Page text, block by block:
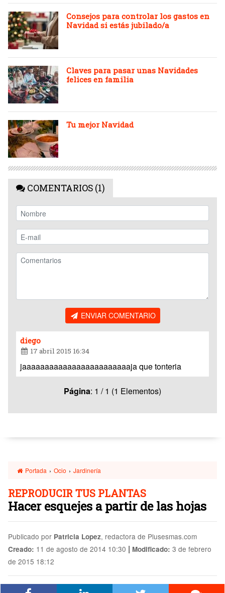
Consejos para controlar los gastos en
Navidad si estás jubilado/a
Claves para pasar unas Navidades
felices en familia
Tu mejor Navidad
COMENTARIOS (1)
ENVIAR COMENTARIO
diego
17 abril 2015 16:34
jaaaaaaaaaaaaaaaaaaaaaaaaja que tonteria
Página: 1 / 1 (1 Elementos)
Portada › Ocio › Jardinería
REPRODUCIR TUS PLANTAS
Hacer esquejes a partir de las hojas
Publicado por Patricia Lopez, redactora de Plusesmas.com
Creado: 11 de agosto de 2014 10:30 | Modificado: 3 de febrero
de 2015 18:12